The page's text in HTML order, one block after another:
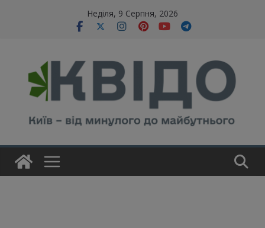
Неділя, 9 Серпня, 2026
modal-check